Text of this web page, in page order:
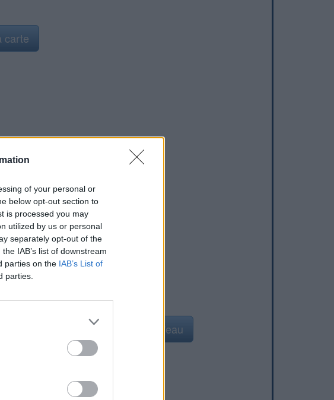
of your personal or
below opt-out section to
is processed you may
utilized by us or personal
separately opt-out of the
IAB’s list of downstream
parties on the IAB’s List of
parties.
carte
Ajouter un point d'eau